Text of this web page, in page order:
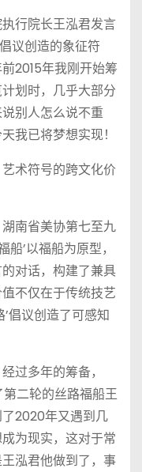
行院长王泓君发言
议创造的象征符
2015年我刚开始筹
划时，几乎大部分
别人怎么说不重
我已将梦想实现！
术符号的跨文化价
南省美协第七至九
’以福船为原型，
对话，构建了兼具
不仅在于传统技艺
倡议创造了可感知
过多年的筹备，
二轮的丝路福船王
2020年又遇到几
为现实，这对于常
泓君他做到了，事